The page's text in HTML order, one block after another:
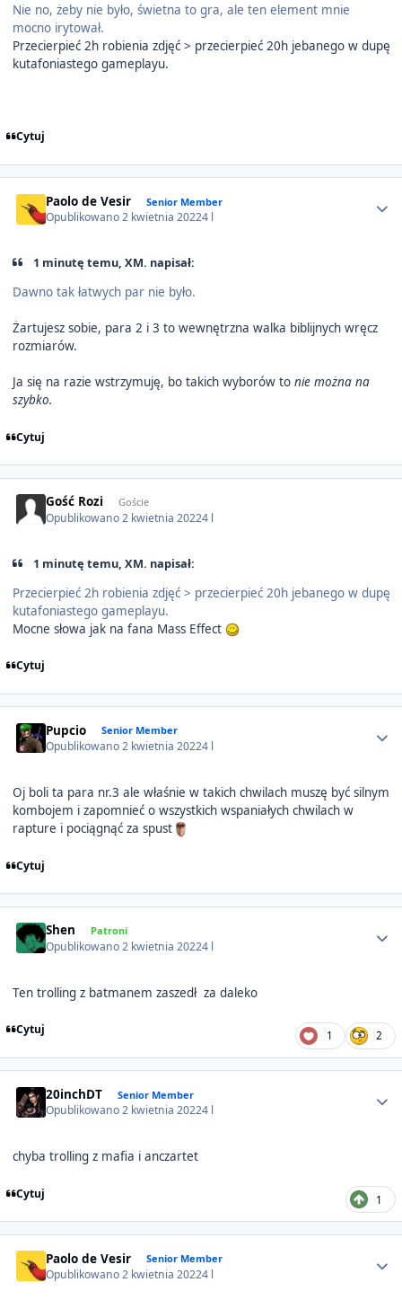
Nie no, żeby nie było, świetna to gra, ale ten element mnie
mocno irytował.
Przecierpieć 2h robienia zdjęć > przecierpieć 20h jebanego w dupę
kutafoniastego gameplayu.
Cytuj
Paolo de Vesir Senior Member
Opublikowano2 kwietnia 20224 l
1 minutę temu, XM. napisał:
Dawno tak łatwych par nie było.
Żartujesz sobie, para 2 i 3 to wewnętrzna walka biblijnych wręcz
rozmiarów.
Ja się na razie wstrzymuję, bo takich wyborów to nie można na
szybko.
Cytuj
Gość Rozi Goście
Opublikowano2 kwietnia 20224 l
1 minutę temu, XM. napisał:
Przecierpieć 2h robienia zdjęć > przecierpieć 20h jebanego w dupę
kutafoniastego gameplayu.
Mocne słowa jak na fana Mass Effect
Cytuj
Pupcio Senior Member
Opublikowano2 kwietnia 20224 l
Oj boli ta para nr.3 ale właśnie w takich chwilach muszę być silnym
kombojem i zapomnieć o wszystkich wspaniałych chwilach w
rapture i pociągnąć za spust
Cytuj
Shen Patroni
Opublikowano2 kwietnia 20224 l
Ten trolling z batmanem zaszedł za daleko
Cytuj 1 2
20inchDT Senior Member
Opublikowano2 kwietnia 20224 l
chyba trolling z mafia i anczartet
Cytuj 1
Paolo de Vesir Senior Member
Opublikowano2 kwietnia 20224 l